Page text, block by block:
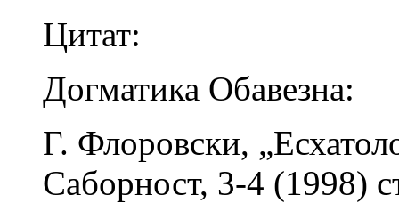
Цитат:
Догматика Обавезна:
Г. Флоровски,
Саборност, 3-4 (1998)